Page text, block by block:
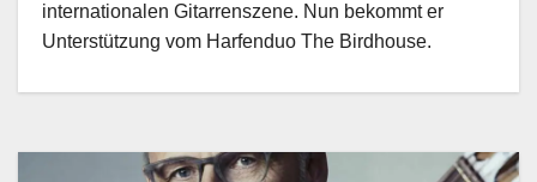
internationalen Gitarrenszene. Nun bekommt er
Unterstützung vom Harfenduo The Birdhouse.